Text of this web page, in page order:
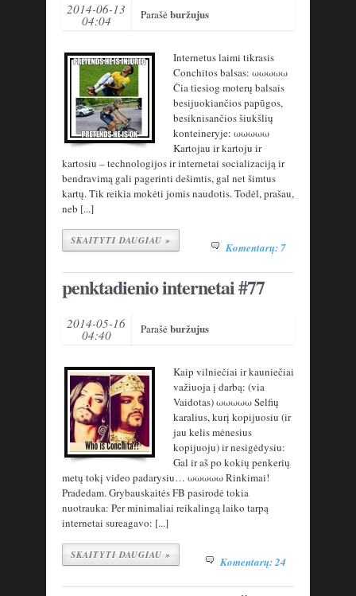
2014-06-13
04:04 Parašėburžujus
Internetus laimi tikrasis
Conchitos balsas: ωωωωω
Čia tiesiog moterų balsais
besijuokiančios papūgos,
besiknisančios šiukšlių
konteineryje: ωωωωω
Kartojau ir kartoju ir
kartosiu – technologijos ir internetai socializaciją ir
bendravimą gali pagerinti dešimtis, gal net šimtus
kartų. Tik reikia mokėti jomis naudotis. Todėl, prašau,
neb [...]
SKAITYTI DAUGIAU » Komentarų: 7
penktadienio internetai #77
2014-05-16
04:40 Parašėburžujus
Kaip vilniečiai ir kauniečiai
važiuoja į darbą: (via
Vaidotas) ωωωωω Selfių
karalius, kurį kopijuosiu (ir
jau kelis mėnesius
kopijuoju) ir nesigėdysiu:
Gal ir aš po kokių penkerių
metų tokį video padarysiu… ωωωωω Rinkimai!
Pradedam. Grybauskaitės FB pasirodė tokia
nuotrauka: Per minimaliai reikalingą laiko tarpą
internetai sureagavo: [...]
SKAITYTI DAUGIAU » Komentarų: 24